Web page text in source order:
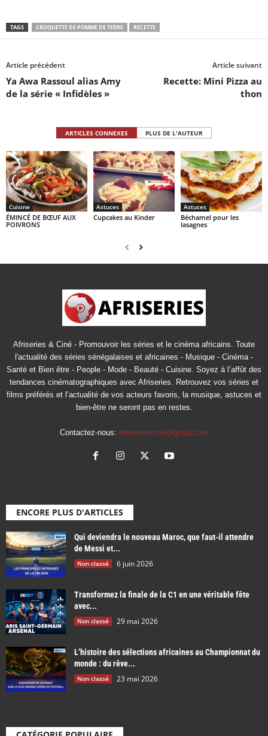
TAGS CROQUETTE DE POMME DE TERRE RECETTE
Article précédent
Ya Awa Rassoul alias Amy
de la série « Infidèles »
Article suivant
Recette: Mini Pizza au
thon
ARTICLES CONNEXES PLUS DE L'AUTEUR
Cuisine
ÉMINCÉ DE BŒUF AUX
POIVRONS
Astuces
Cupcakes au Kinder
Astuces
Béchamel pour les
lasagnes
Afriseries & Ciné - Promouvoir les séries et le cinéma africains. Toute
l'actualité des séries sénégalaises et africaines - Musique - Cinéma -
Santé et Bien être - People - Mode - Beauté - Cuisine. Soyez à l’affût des
tendances cinématographiques avec Afriseries. Retrouvez vos séries et
films préférés et l’actualité de vos acteurs favoris, la musique, astuces et
bien-être ne seront pas en restes.
Contactez-nous: afriseriescine@gmail.com
ENCORE PLUS D'ARTICLES
Qui deviendra le nouveau Maroc, que faut-il attendre
de Messi et...
Non classé 6 juin 2026
Transformez la finale de la C1 en une véritable fête
avec...
Non classé 29 mai 2026
L’histoire des sélections africaines au Championnat du
monde : du rêve...
Non classé 23 mai 2026